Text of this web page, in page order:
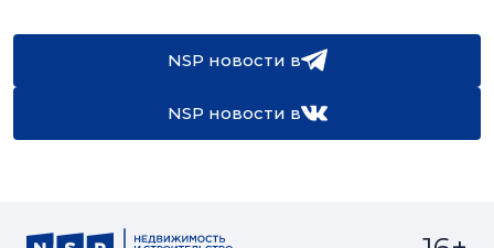
NSP новости в
NSP новости в